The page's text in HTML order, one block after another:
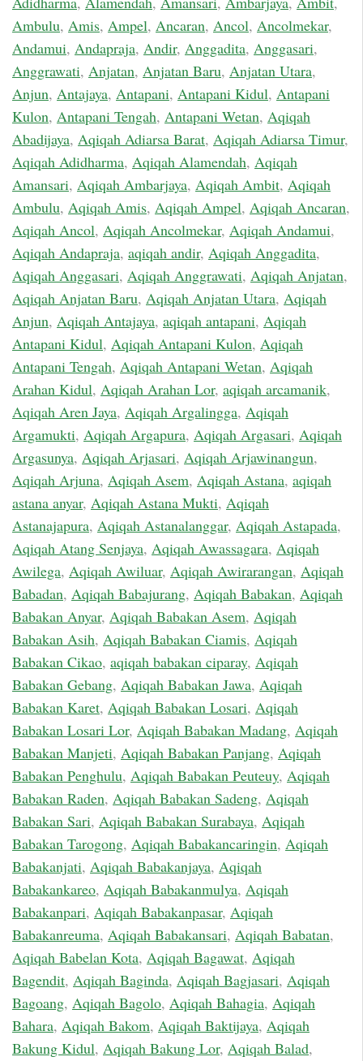
Ambulu, Amis, Ampel, Ancaran, Ancol, Ancolmekar,
Andamui, Andapraja, Andir, Anggadita, Anggasari,
Anggrawati, Anjatan, Anjatan Baru, Anjatan Utara,
Anjun, Antajaya, Antapani, Antapani Kidul, Antapani
Kulon, Antapani Tengah, Antapani Wetan, Aqiqah
Abadijaya, Aqiqah Adiarsa Barat, Aqiqah Adiarsa Timur,
Aqiqah Adidharma, Aqiqah Alamendah, Aqiqah
Amansari, Aqiqah Ambarjaya, Aqiqah Ambit, Aqiqah
Ambulu, Aqiqah Amis, Aqiqah Ampel, Aqiqah Ancaran,
Aqiqah Ancol, Aqiqah Ancolmekar, Aqiqah Andamui,
Aqiqah Andapraja, aqiqah andir, Aqiqah Anggadita,
Aqiqah Anggasari, Aqiqah Anggrawati, Aqiqah Anjatan,
Aqiqah Anjatan Baru, Aqiqah Anjatan Utara, Aqiqah
Anjun, Aqiqah Antajaya, aqiqah antapani, Aqiqah
Antapani Kidul, Aqiqah Antapani Kulon, Aqiqah
Antapani Tengah, Aqiqah Antapani Wetan, Aqiqah
Arahan Kidul, Aqiqah Arahan Lor, aqiqah arcamanik,
Aqiqah Aren Jaya, Aqiqah Argalingga, Aqiqah
Argamukti, Aqiqah Argapura, Aqiqah Argasari, Aqiqah
Argasunya, Aqiqah Arjasari, Aqiqah Arjawinangun,
Aqiqah Arjuna, Aqiqah Asem, Aqiqah Astana, aqiqah
astana anyar, Aqiqah Astana Mukti, Aqiqah
Astanajapura, Aqiqah Astanalanggar, Aqiqah Astapada,
Aqiqah Atang Senjaya, Aqiqah Awassagara, Aqiqah
Awilega, Aqiqah Awiluar, Aqiqah Awirarangan, Aqiqah
Babadan, Aqiqah Babajurang, Aqiqah Babakan, Aqiqah
Babakan Anyar, Aqiqah Babakan Asem, Aqiqah
Babakan Asih, Aqiqah Babakan Ciamis, Aqiqah
Babakan Cikao, aqiqah babakan ciparay, Aqiqah
Babakan Gebang, Aqiqah Babakan Jawa, Aqiqah
Babakan Karet, Aqiqah Babakan Losari, Aqiqah
Babakan Losari Lor, Aqiqah Babakan Madang, Aqiqah
Babakan Manjeti, Aqiqah Babakan Panjang, Aqiqah
Babakan Penghulu, Aqiqah Babakan Peuteuy, Aqiqah
Babakan Raden, Aqiqah Babakan Sadeng, Aqiqah
Babakan Sari, Aqiqah Babakan Surabaya, Aqiqah
Babakan Tarogong, Aqiqah Babakancaringin, Aqiqah
Babakanjati, Aqiqah Babakanjaya, Aqiqah
Babakankareo, Aqiqah Babakanmulya, Aqiqah
Babakanpari, Aqiqah Babakanpasar, Aqiqah
Babakanreuma, Aqiqah Babakansari, Aqiqah Babatan,
Aqiqah Babelan Kota, Aqiqah Bagawat, Aqiqah
Bagendit, Aqiqah Baginda, Aqiqah Bagjasari, Aqiqah
Bagoang, Aqiqah Bagolo, Aqiqah Bahagia, Aqiqah
Bahara, Aqiqah Bakom, Aqiqah Baktijaya, Aqiqah
Bakung Kidul, Aqiqah Bakung Lor, Aqiqah Balad,